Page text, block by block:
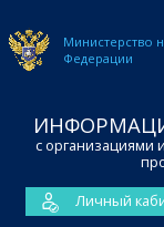
Министерство
Федерации
с организациями
Личный